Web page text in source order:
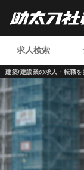
建築/建設業の求人・転職を
求人検索